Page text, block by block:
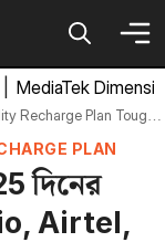
MediaTek
Tough Challenge For Jio Airtel Vi
PLAN
দিনের
Jio, Airtel,